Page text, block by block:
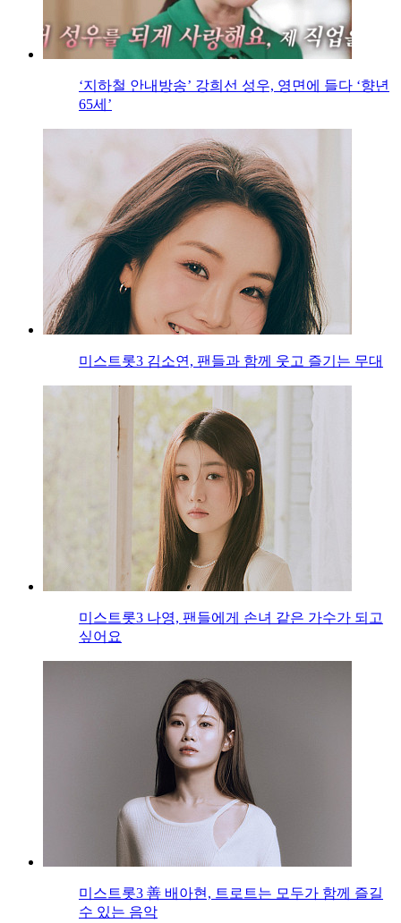
‘지하철 안내방송’ 강희선 성우, 영면에 들다 ‘향년
65세’
미스트롯3 김소연, 팬들과 함께 웃고 즐기는 무대
미스트롯3 나영, 팬들에게 손녀 같은 가수가 되고
싶어요
미스트롯3 善 배아현, 트로트는 모두가 함께 즐길
수 있는 음악